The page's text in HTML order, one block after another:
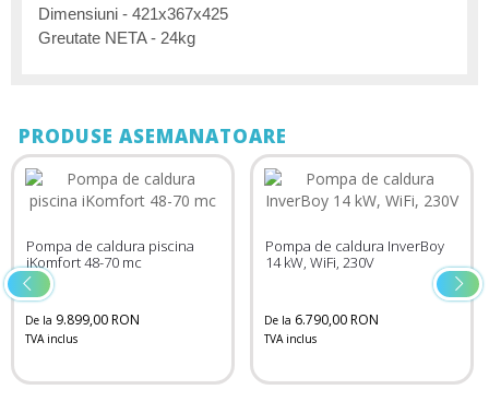
Dimensiuni - 421x367x425
Greutate NETA - 24kg
PRODUSE ASEMANATOARE
Pompa de caldura piscina
iKomfort 48-70 mc
De la 9.899,00 RON
TVA inclus
Pompa de caldura InverBoy
14 kW, WiFi, 230V
De la 6.790,00 RON
TVA inclus